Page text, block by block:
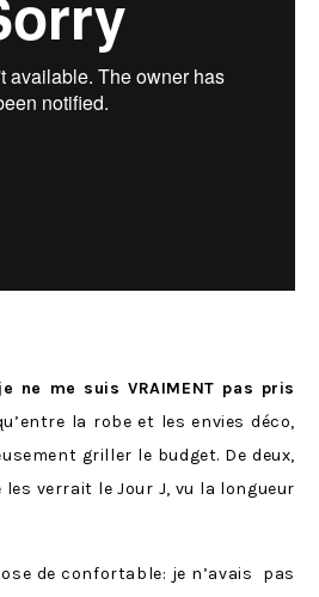
je ne me suis VRAIMENT pas pris
la robe et les envies déco,
griller le budget. De deux,
verrait le Jour J, vu la longueur
de confortable: je n’avais pas